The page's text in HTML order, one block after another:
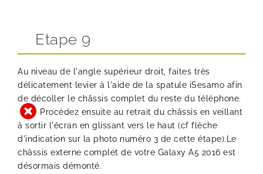
Etape 9
Au niveau de l'angle supérieur droit, faites très
délicatement levier à l'aide de la spatule iSesamo afin
de décoller le châssis complet du reste du téléphone.
Procédez ensuite au retrait du châssis en veillant
à sortir l'écran en glissant vers le haut (cf flèche
d'indication sur la photo numéro 3 de cette étape).Le
châssis externe complet de votre Galaxy A5 2016 est
désormais démonté.